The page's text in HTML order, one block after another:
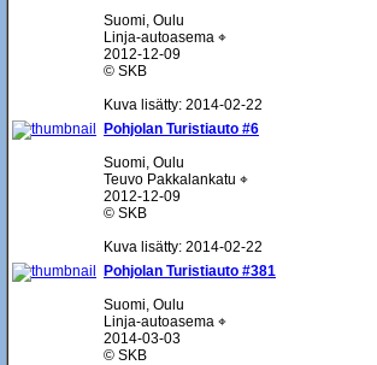
Suomi, Oulu
Linja-autoasema ⌖
2012-12-09
© SKB
Kuva lisätty: 2014-02-22
Pohjolan Turistiauto #6
Suomi, Oulu
Teuvo Pakkalankatu ⌖
2012-12-09
© SKB
Kuva lisätty: 2014-02-22
Pohjolan Turistiauto #381
Suomi, Oulu
Linja-autoasema ⌖
2014-03-03
© SKB